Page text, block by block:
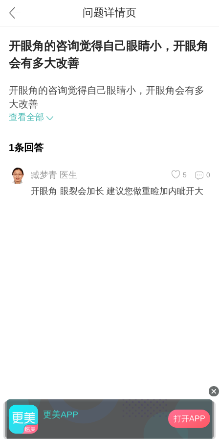
问题详情页
开眼角的咨询觉得自己眼睛小，开眼角
会有多大改善
开眼角的咨询觉得自己眼睛小，开眼角会有多
大改善
查看全部
1条回答
臧梦青 医生 0
5
开眼角 眼裂会加长 建议您做重睑加内眦开大
更美APP 打开APP